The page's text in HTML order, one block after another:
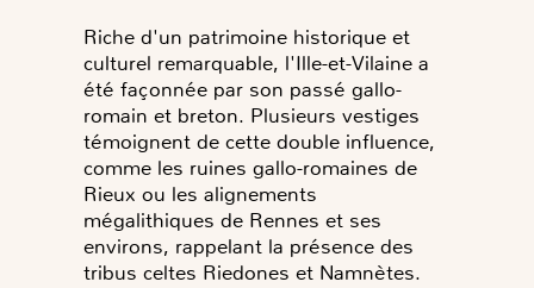
Riche d'un patrimoine historique et
culturel remarquable, l'Ille-et-Vilaine a
été façonnée par son passé gallo-
romain et breton. Plusieurs vestiges
témoignent de cette double influence,
comme les ruines gallo-romaines de
Rieux ou les alignements
mégalithiques de Rennes et ses
environs, rappelant la présence des
tribus celtes Riedones et Namnètes.